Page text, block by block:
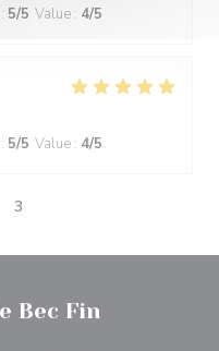
: 5/5 Value : 4/5
: 5/5 Value : 4/5
3
Bec Fin